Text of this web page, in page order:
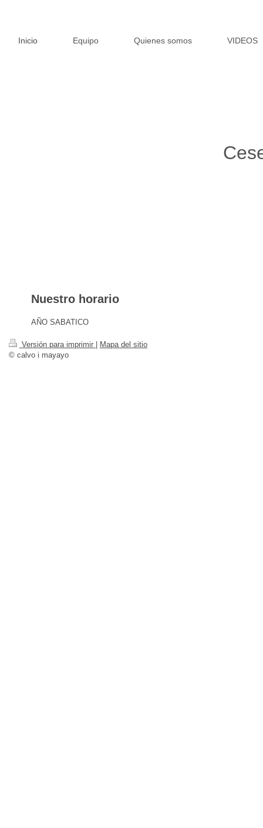
Inicio Equipo Quienes somos VIDEOS
Nuestro horario
AÑO SABATICO
Versión para imprimir
Mapa del sitio
© calvo i mayayo